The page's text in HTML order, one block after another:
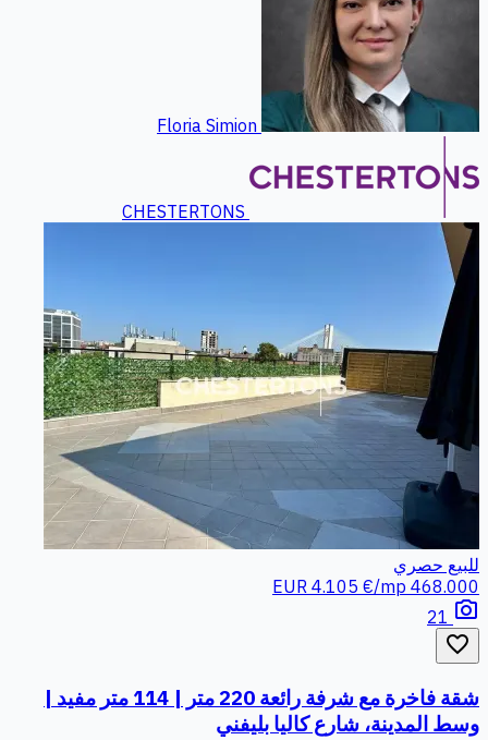
Floria Simion
CHESTERTONS
للبيع حصري
468.000 EUR
4.105 €/mp
photo_camera
favorite_border
شقة فاخرة مع شرفة رائعة 220 متر | 114 متر مفيد |
وسط المدينة، شارع كاليا بليفني